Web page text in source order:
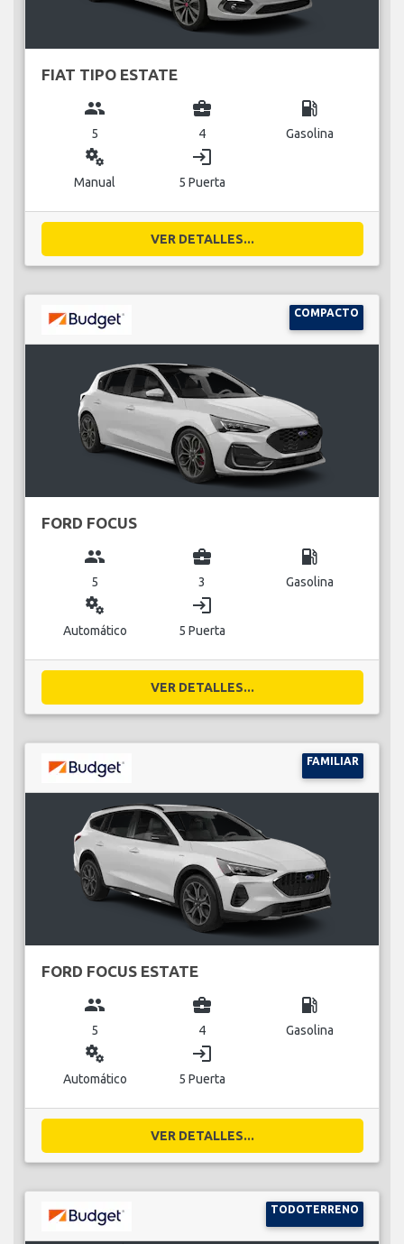
FIAT TIPO ESTATE
group
5
business_center
4
local_gas_station
Gasolina
miscellaneous_services
Manual
login
5 Puerta
VER DETALLES...
COMPACTO
FORD FOCUS
group
5
business_center
3
local_gas_station
Gasolina
miscellaneous_services
Automático
login
5 Puerta
VER DETALLES...
FAMILIAR
FORD FOCUS ESTATE
group
5
business_center
4
local_gas_station
Gasolina
miscellaneous_services
Automático
login
5 Puerta
VER DETALLES...
TODOTERRENO